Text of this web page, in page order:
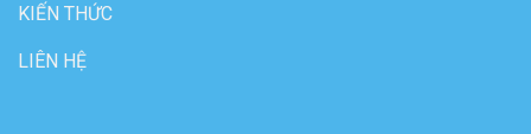
KIẾN THỨC
LIÊN HỆ